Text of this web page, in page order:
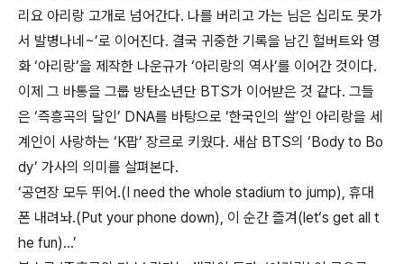
리요 아리랑 고개로 넘어간다. 나를 버리고 가는 님은 십리도 못가
서 발병나네~’로 이어진다. 결국 귀중한 기록을 남긴 헐버트와 영
화 ‘아리랑’을 제작한 나운규가 ‘아리랑의 역사’를 이어간 것이다.
이제 그 바통을 그룹 방탄소년단 BTS가 이어받은 것 같다. 그들
은 ‘즉흥곡의 달인’ DNA를 바탕으로 ‘한국인의 쌀’인 아리랑을 세
계인이 사랑하는 ‘K팝’ 장르로 키웠다. 새삼 BTS의 ‘Body to Bo
dy’ 가사의 의미를 살펴본다.
‘공연장 모두 뛰어.(I need the whole stadium to jump), 휴대
폰 내려놔.(Put your phone down), 이 순간 즐겨(let‘s get all t
he fun)…’